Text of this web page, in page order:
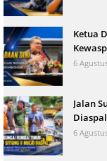
Ketua
6
Jalan
6